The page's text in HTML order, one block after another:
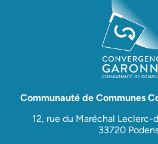
Communauté de Communes
12, rue du Maréchal
33720